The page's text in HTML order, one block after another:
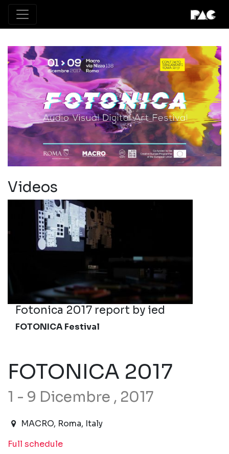
Videos
Fotonica 2017 report by ied
FOTONICA Festival
FOTONICA 2017
1 - 9 Dicembre , 2017
2017-12-01T09:30:00.000Z
MACRO, Roma, Italy
Full schedule